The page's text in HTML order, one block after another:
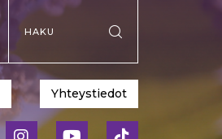
Hae sivustolta
Yhteystiedot